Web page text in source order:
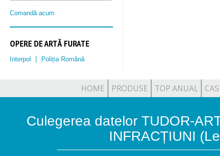
Comandă acum
OPERE DE ARTĂ FURATE
Interpol Poliția Română
HOME PRODUSE TOP ANUAL
Culegerea datelor TUDOR-
INFRACȚIUNI